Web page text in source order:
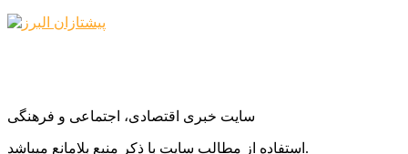
سایت خبری اقتصادی، اجتماعی و فرهنگی
استفاده از مطالب سایت با ذکر منبع بلامانع میباشد.